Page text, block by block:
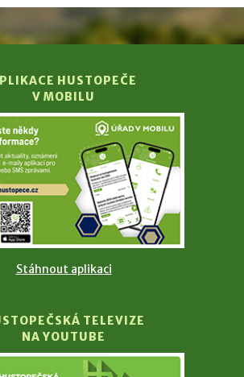
HUSTOPEČE
V MOBILU
Stáhnout aplikaci
TELEVIZE
NA YOUTUBE